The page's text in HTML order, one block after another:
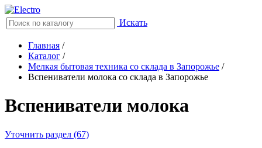
Искать
Главная /
Каталог /
Мелкая бытовая техника со склада в Запорожье /
Вспениватели молока со склада в Запорожье
Вспениватели молока
Уточнить раздел (67)